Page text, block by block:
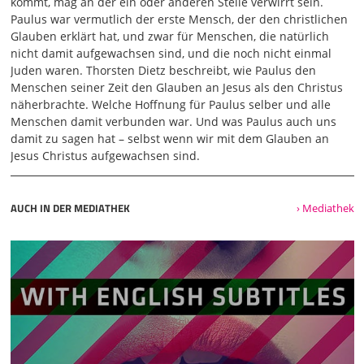
konsequent durchzieht, dann hat man so die
Arbeitsteilung, die einen erklären
02:05
biblische Texte. Aber man darf die nicht unbedingt fragen,
was das heute bedeutet für den persönlichen Glauben.
Also ich kenne es aus dem Theologiestudium. Man kommt
so in die Exegese, man ist gespannt. Vorlesung fängt an,
Kapitel 1. In der Pause ist man bei Kapitel 1, Vers 1, Teilsatz
A. Immer noch, immer noch so. Am Anfang findet man es
normales Tempo, ehrlich gesagt - hat man die ersten
nervös und meldet sich und sagt, sehr schön, sehr
interessant, ich habe echt was gelernt. Aber was bedeutet
das denn für uns? Was bedeutet das für uns, das Ganze?
Das ist immer so ein bisschen schwieriger Moment in der
Vorlesung. Es gibt dann alte Hasen und Häsinnen, die
hauen dann sofort einen raus. Es gibt aber
03:03
Paulus war vermutlich der erste Mensch, der den christlichen
Glauben erklärt hat, und zwar für Menschen, die natürlich
nicht damit aufgewachsen sind, und die noch nicht einmal
Juden waren. Thorsten Dietz beschreibt, wie Paulus den
Menschen seiner Zeit den Glauben an Jesus als den Christus
näherbrachte. Welche Hoffnung für Paulus selber und alle
Menschen damit verbunden war. Und was Paulus auch uns
damit zu sagen hat – selbst wenn wir mit dem Glauben an
Jesus Christus aufgewachsen sind.
AUCH IN DER MEDIATHEK › Mediathek